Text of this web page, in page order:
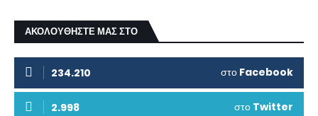
ΑΚΟΛΟΥΘΗΣΤΕ ΜΑΣ ΣΤΟ
234.210 στο Facebook
2.998 στο Twitter